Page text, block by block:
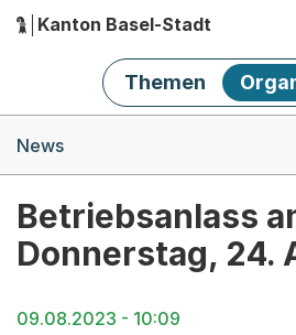
Hauptnavigation
Kanton Basel-Stadt
Themen
News
Betriebsanlass
Donnerstag, 24.
09.08.2023 - 10:09